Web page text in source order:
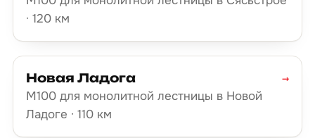
· 120 км
Новая Ладога
М100 для монолитной лестницы в Новой
Ладоге · 110 км
→